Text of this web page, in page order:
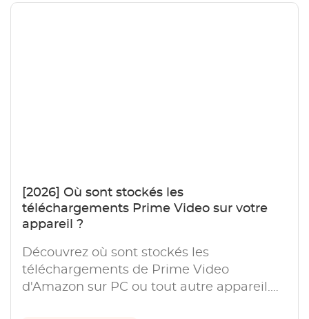
[2026] Où sont stockés les
téléchargements Prime Video sur votre
appareil ?
Découvrez où sont stockés les
téléchargements de Prime Video
d'Amazon sur PC ou tout autre appareil.